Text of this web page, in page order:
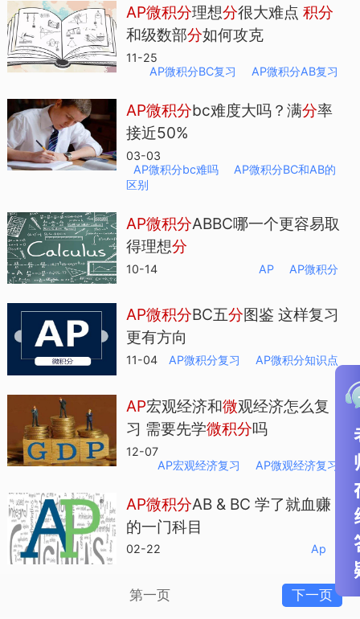
AP微积分理想分很大难点积分
和级数部分如何攻克
11-25
AP微积分BC复习
AP微积分AB复习
AP微积分bc难度大吗？满分率
接近50%
03-03
AP微积分bc难吗
AP微积分BC和AB的
区别
AP微积分ABBC哪一个更容易取
得理想分
10-14 AP AP微积分
AP微积分BC五分图鉴 这样复习
更有方向
11-04 AP微积分复习 AP微积分知识点
AP宏观经济和微观经济怎么复
习 需要先学微积分吗
12-07
AP宏观经济复习
AP微观经济复习
AP微积分AB & BC 学了就血赚
的一门科目
02-22 Ap
第一页 下一页